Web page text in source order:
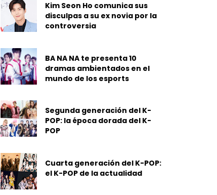
Kim Seon Ho comunica sus
disculpas a su ex novia por la
controversia
BA NA NA te presenta 10
dramas ambientados en el
mundo de los esports
Segunda generación del K-
POP: la época dorada del K-
POP
Cuarta generación del K-POP:
el K-POP de la actualidad